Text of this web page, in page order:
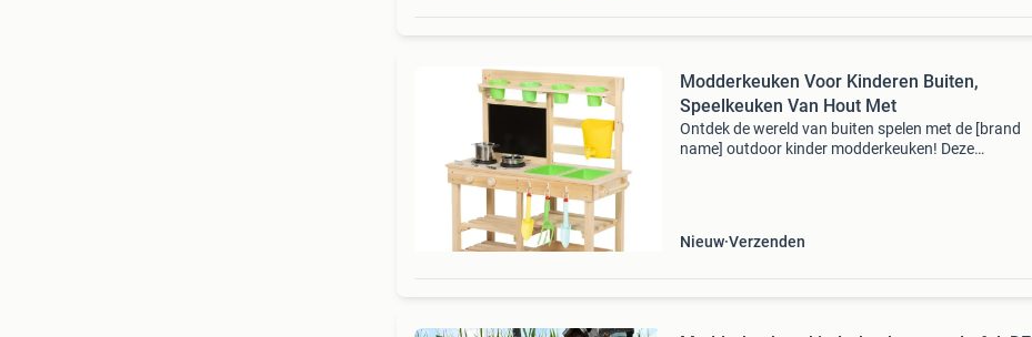
Modderkeuken Voor Kinderen Buiten,
Speelkeuken Van Hout Met
Ontdek de wereld van buiten spelen met de [brand
name] outdoor kinder modderkeuken! Deze
Nieuw Verzenden